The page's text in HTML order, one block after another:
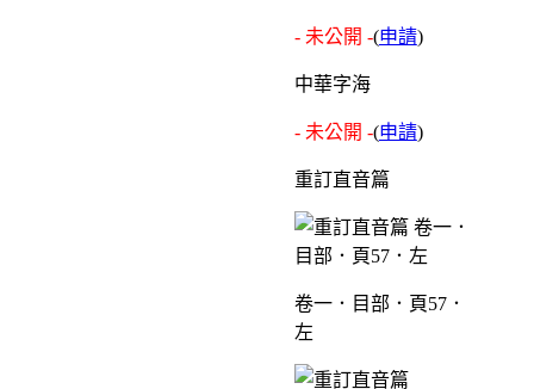
- 未公開 -(申請)
中華字海
- 未公開 -(申請)
重訂直音篇
卷一．目部．頁57．
左